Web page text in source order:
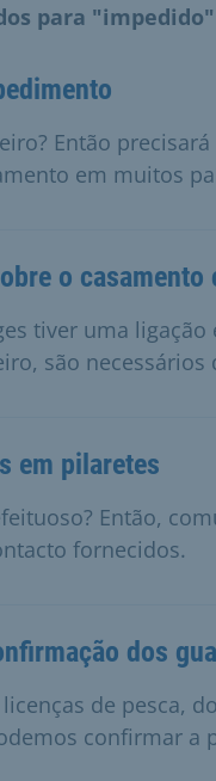
para "impedido"
Então
em muitos
o
tiver uma
são
em pilaretes
Então,
fornecidos.
dos
de pesca,
confirmar a